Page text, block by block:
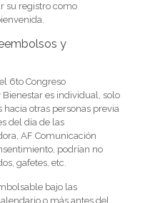
su registro como
y
6to Congreso
es individual, solo
hacia otras personas previa
del día de las
AF Comunicación
podrían no
gafetes, etc.
bajo las
o más antes del